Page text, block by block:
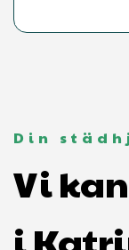
Din
Vi
i